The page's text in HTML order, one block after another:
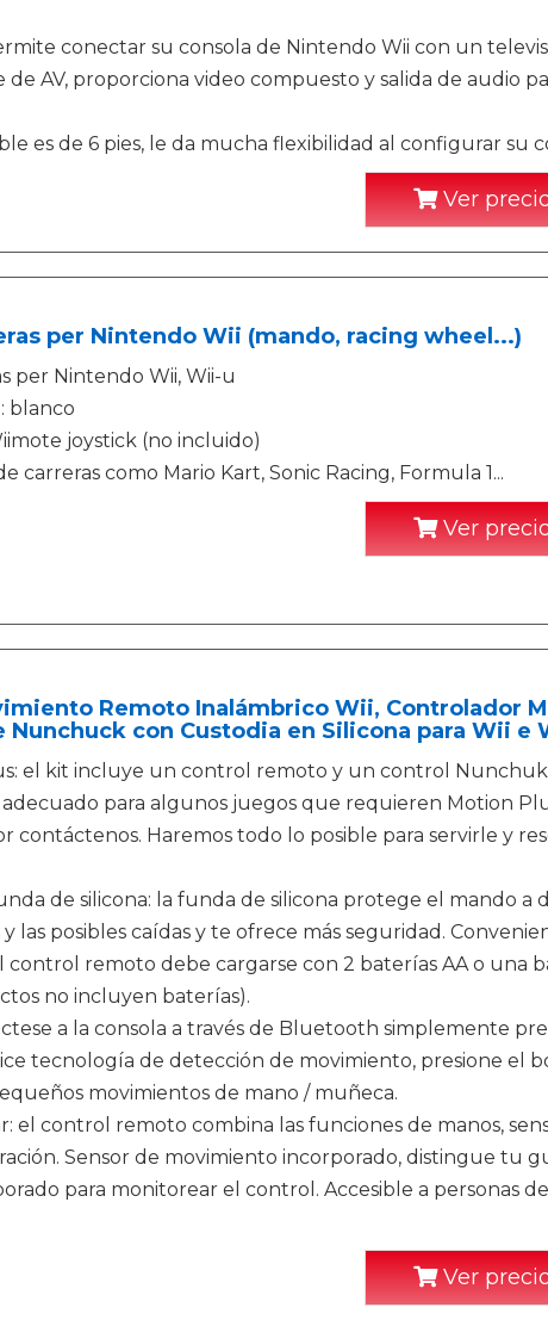
conectar su consola de Nintendo Wii con un
AV, proporciona video compuesto y salida de audio
es de 6 pies, le da mucha flexibilidad al configurar su
Ver
per Nintendo Wii (mando, racing wheel...)
per Nintendo Wii, Wii-u
blanco
joystick (no incluido)
carreras como Mario Kart, Sonic Racing, Formula 1...
Ver
Remoto Inalámbrico Wii, Controlador
Nunchuck con Custodia en Silicona para Wii e
el kit incluye un control remoto y un control Nunchuk
para algunos juegos que requieren Motion
contáctenos. Haremos todo lo posible para servirle y
de silicona: la funda de silicona protege el mando a
y las posibles caídas y te ofrece más seguridad.
control remoto debe cargarse con 2 baterías AA o una
no incluyen baterías).
a la consola a través de Bluetooth simplemente
tecnología de detección de movimiento, presione el
movimientos de mano / muñeca.
el control remoto combina las funciones de manos,
Sensor de movimiento incorporado, distingue tu
para monitorear el control. Accesible a personas
Ver